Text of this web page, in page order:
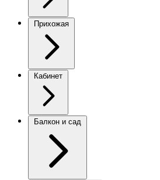
Прихожая
Кабинет
Балкон и сад